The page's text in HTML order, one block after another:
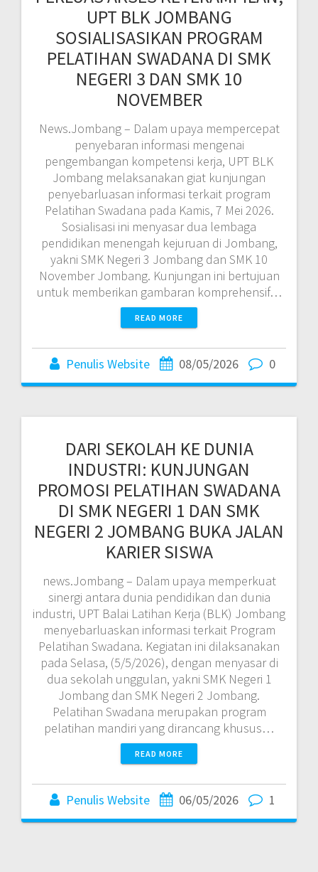
UPT BLK JOMBANG
SOSIALISASIKAN PROGRAM
PELATIHAN SWADANA DI SMK
NEGERI 3 DAN SMK 10
NOVEMBER
News.Jombang – Dalam upaya mempercepat
penyebaran informasi mengenai
pengembangan kompetensi kerja, UPT BLK
Jombang melaksanakan giat kunjungan
penyebarluasan informasi terkait program
Pelatihan Swadana pada Kamis, 7 Mei 2026.
Sosialisasi ini menyasar dua lembaga
pendidikan menengah kejuruan di Jombang,
yakni SMK Negeri 3 Jombang dan SMK 10
November Jombang. Kunjungan ini bertujuan
untuk memberikan gambaran komprehensif…
READ MORE
Penulis Website 08/05/2026 0
DARI SEKOLAH KE DUNIA
INDUSTRI: KUNJUNGAN
PROMOSI PELATIHAN SWADANA
DI SMK NEGERI 1 DAN SMK
NEGERI 2 JOMBANG BUKA JALAN
KARIER SISWA
news.Jombang – Dalam upaya memperkuat
sinergi antara dunia pendidikan dan dunia
industri, UPT Balai Latihan Kerja (BLK) Jombang
menyebarluaskan informasi terkait Program
Pelatihan Swadana. Kegiatan ini dilaksanakan
pada Selasa, (5/5/2026), dengan menyasar di
dua sekolah unggulan, yakni SMK Negeri 1
Jombang dan SMK Negeri 2 Jombang.
Pelatihan Swadana merupakan program
pelatihan mandiri yang dirancang khusus…
READ MORE
Penulis Website 06/05/2026 1